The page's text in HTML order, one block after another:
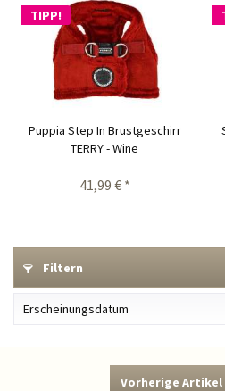
TIPP!
Puppia Step In Brustgeschirr
TERRY - Wine
41,99 € *
Filtern
Vorherige Artikel